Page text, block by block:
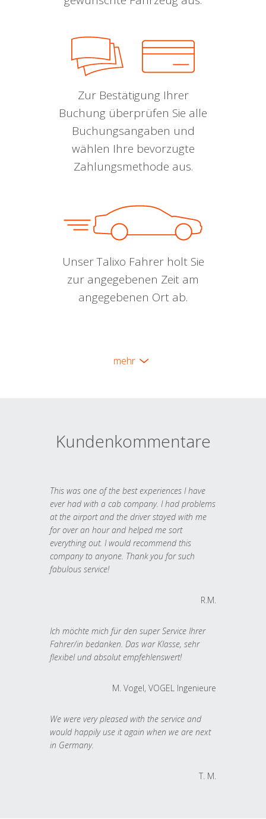
Zur Bestätigung Ihrer
Buchung überprüfen Sie alle
Buchungsangaben und
wählen Ihre bevorzugte
Zahlungsmethode aus.
Unser Talixo Fahrer holt Sie
zur angegebenen Zeit am
angegebenen Ort ab.
mehr
Kundenkommentare
This was one of the best experiences I have
ever had with a cab company. I had problems
at the airport and the driver stayed with me
for over an hour and helped me sort
everything out. I would recommend this
company to anyone. Thank you for such
fabulous service!
R.M.
Ich möchte mich für den super Service Ihrer
Fahrer/in bedanken. Das war Klasse, sehr
flexibel und absolut empfehlenswert!
M. Vogel, VOGEL Ingenieure
We were very pleased with the service and
would happily use it again when we are next
in Germany.
T. M.